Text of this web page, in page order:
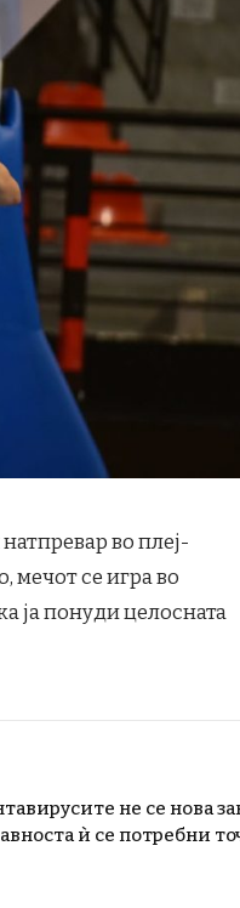
во плеј-
мечот се игра во
ја понуди целосната
не се нова
ѝ се потребни